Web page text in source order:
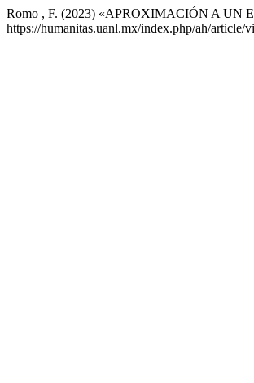
Romo , F. (2023) «APROXIMACIÓN A UN
https://humanitas.uanl.mx/index.php/ah/article/